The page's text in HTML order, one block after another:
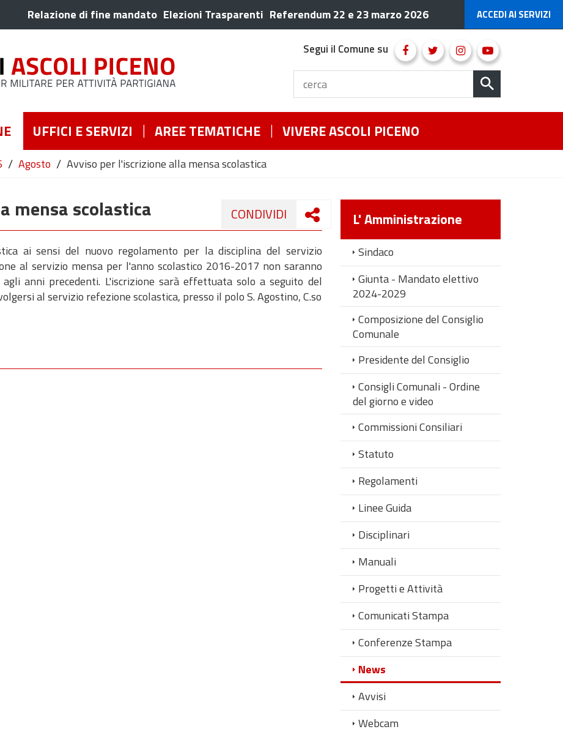
Relazione di fine mandato Elezioni Trasparenti Referendum 22 e 23 marzo 2026 ACCEDI AI SERVIZI
Segui il Comune su
UFFICI E SERVIZI AREE TEMATICHE VIVERE ASCOLI PICENO
/ Agosto / Avviso per l'iscrizione alla mensa scolastica
CONDIVIDI
mensa scolastica
ai sensi del nuovo regolamento per la disciplina del servizio
al servizio mensa per l'anno scolastico 2016-2017 non saranno
anni precedenti. L'iscrizione sarà effettuata solo a seguito del
al servizio refezione scolastica, presso il polo S. Agostino, C.so
L' Amministrazione
Sindaco
Giunta - Mandato elettivo
2024-2029
Composizione del Consiglio
Comunale
Presidente del Consiglio
Consigli Comunali - Ordine
del giorno e video
Commissioni Consiliari
Statuto
Regolamenti
Linee Guida
Disciplinari
Manuali
Progetti e Attività
Comunicati Stampa
Conferenze Stampa
News
Avvisi
Webcam